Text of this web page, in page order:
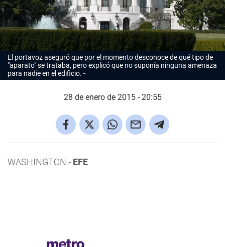
El portavoz aseguró que por el momento desconoce de qué tipo de
"aparato" se trataba, pero explicó que no suponía ninguna amenaza
para nadie en el edificio.
28 de enero de 2015 - 20:55
WASHINGTON.- EFE